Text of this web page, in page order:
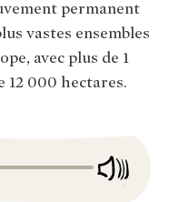
permanent
vastes ensembles
avec plus de 1
12 000 hectares.